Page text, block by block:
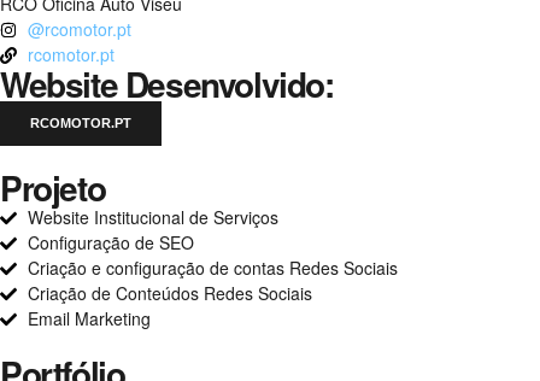
@rcomotor.pt
rcomotor.pt
Website Desenvolvido:
RCOMOTOR.PT
Projeto
Website Institucional de Serviços
Configuração de SEO
Criação e configuração de contas Redes Sociais
Criação de Conteúdos Redes Sociais
Email Marketing